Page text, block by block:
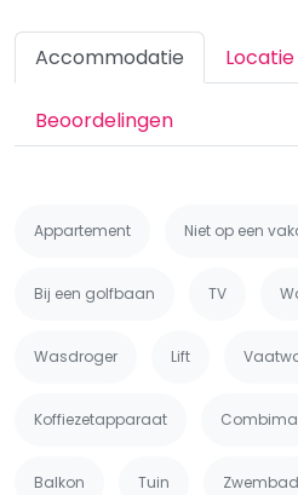
Accommodatie Locatie
Beoordelingen
Appartement Niet op een
Bij een golfbaan TV
Wasdroger Lift
Koffiezetapparaat
Balkon Tuin Zwembad